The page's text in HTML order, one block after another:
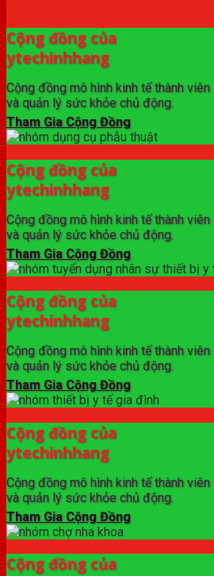
Cộng đồng của
ytechinhhang
Cộng đồng mô hình kinh tế thành viên
và quản lý sức khỏe chủ động.
Tham Gia Cộng Đồng
Cộng đồng của
ytechinhhang
Cộng đồng mô hình kinh tế thành viên
và quản lý sức khỏe chủ động.
Tham Gia Cộng Đồng
Cộng đồng của
ytechinhhang
Cộng đồng mô hình kinh tế thành viên
và quản lý sức khỏe chủ động.
Tham Gia Cộng Đồng
Cộng đồng của
ytechinhhang
Cộng đồng mô hình kinh tế thành viên
và quản lý sức khỏe chủ động.
Tham Gia Cộng Đồng
Cộng đồng của